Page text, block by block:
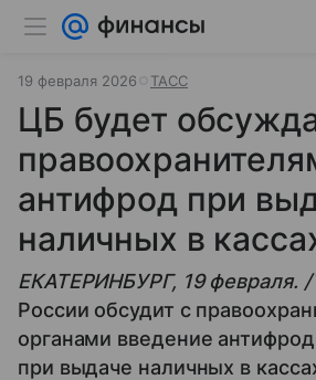
19 февраля 2026 ТАСС
ЦБ будет
антифрод при
наличных в
ЕКАТЕРИНБУРГ, 19 февраля.
России обсудит с
органами введение
при выдаче наличных в